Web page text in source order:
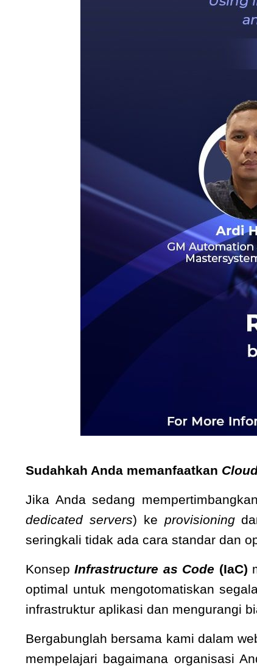
Sudahkah Anda memanfaatkan
Jika Anda sedang
dedicated servers) ke provisioning
seringkali tidak ada cara standar dan
KonsepInfrastructure as Code (IaC)
optimal untuk mengotomatiskan
infrastruktur aplikasi dan mengurangi
Bergabunglah bersama kami dalam
mempelajari bagaimana organisasi